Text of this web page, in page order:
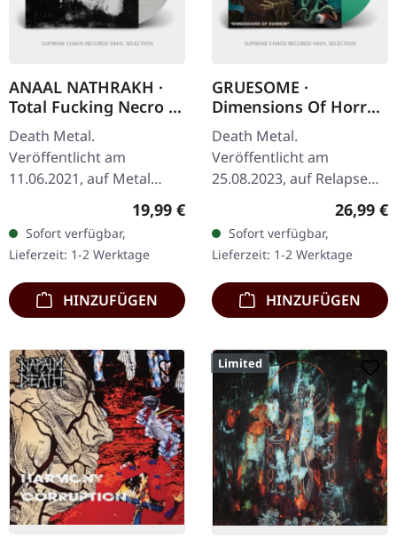
ANAAL NATHRAKH ·
Total Fucking Necro |
WHITE/BLACK LP
Death Metal.
Veröffentlicht am
11.06.2021, auf Metal
marmoriertes Vinyl,
limitiert auf 300
Exemplare. Anaal
Nathrakh…
Regulärer Preis:
19,99 €
Sofort verfügbar,
Lieferzeit: 1-2 Werktage
HINZUFÜGEN
GRUESOME ·
Dimensions Of Horror
| CLEAR GREEN LP
Death Metal.
Veröffentlicht am
25.08.2023, auf Relapse
Records. Transparent
grünes Vinyl. Gruesome
kehren mit ihrem bisher
brutalsten Werk zurück -
…
26,99 €
Sofort verfügbar,
Lieferzeit: 1-2 Werktage
HINZUFÜGEN
Limited